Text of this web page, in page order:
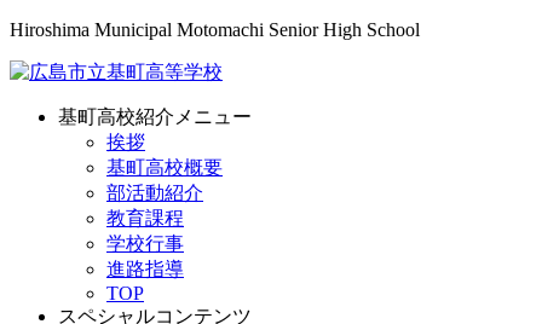
Hiroshima Municipal Motomachi Senior High School
基町高校紹介メニュー
挨拶
基町高校概要
部活動紹介
教育課程
学校行事
進路指導
TOP
スペシャルコンテンツ